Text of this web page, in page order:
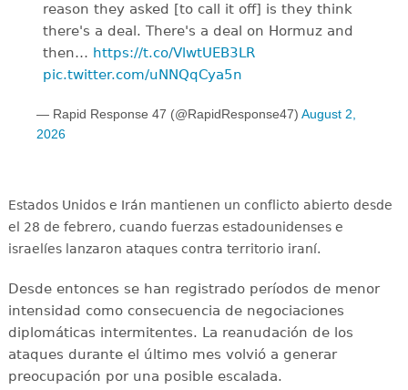
reason they asked [to call it off] is they think
there's a deal. There's a deal on Hormuz and
then… https://t.co/VlwtUEB3LR
pic.twitter.com/uNNQqCya5n
— Rapid Response 47 (@RapidResponse47) August 2,
2026
Estados Unidos e Irán mantienen un conflicto abierto desde
el 28 de febrero, cuando fuerzas estadounidenses e
israelíes lanzaron ataques contra territorio iraní.
Desde entonces se han registrado períodos de menor
intensidad como consecuencia de negociaciones
diplomáticas intermitentes. La reanudación de los
ataques durante el último mes volvió a generar
preocupación por una posible escalada.